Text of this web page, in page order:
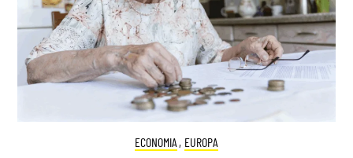
ECONOMIA , EUROPA